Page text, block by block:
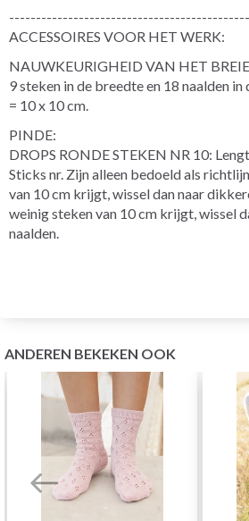
ACCESSOIRES VOOR HET WERK:
NAUWKEURIGHEID VAN HET
9 steken in de breedte en 18 naalden
= 10 x 10 cm.
PINDE:
DROPS RONDE STEKEN NR 10:
Sticks nr. Zijn alleen bedoeld als
van 10 cm krijgt, wissel dan naar
weinig steken van 10 cm krijgt, wissel
naalden.
ANDEREN BEKEKEN OOK